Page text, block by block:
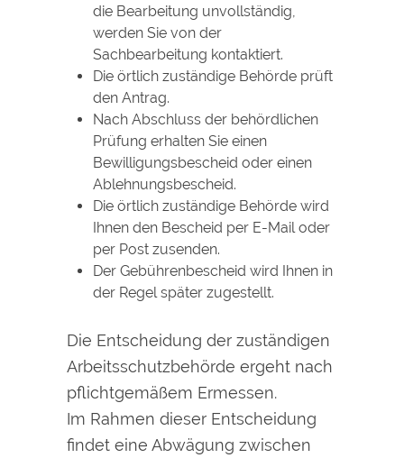
die Bearbeitung unvollständig,
werden Sie von der
Sachbearbeitung kontaktiert.
Die örtlich zuständige Behörde prüft
den Antrag.
Nach Abschluss der behördlichen
Prüfung erhalten Sie einen
Bewilligungsbescheid oder einen
Ablehnungsbescheid.
Die örtlich zuständige Behörde wird
Ihnen den Bescheid per E-Mail oder
per Post zusenden.
Der Gebührenbescheid wird Ihnen in
der Regel später zugestellt.
Die Entscheidung der zuständigen
Arbeitsschutzbehörde ergeht nach
pflichtgemäßem Ermessen.
Im Rahmen dieser Entscheidung
findet eine Abwägung zwischen